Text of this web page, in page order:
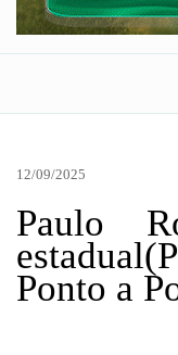
12/09/2025
Paulo
Ponto a